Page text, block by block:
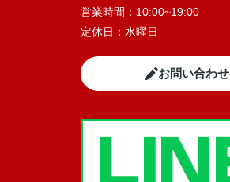
営業時間： 10:00~19:00
定休日： 水曜日
お問い合わせ